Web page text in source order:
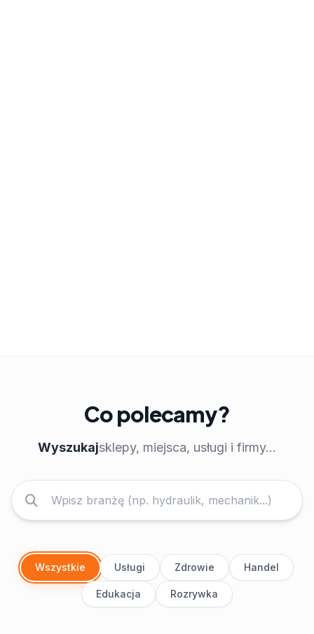
Co polecamy?
Wyszukajsklepy, miejsca, usługi i firmy...
Wszystkie Usługi Zdrowie Handel
Edukacja Rozrywka